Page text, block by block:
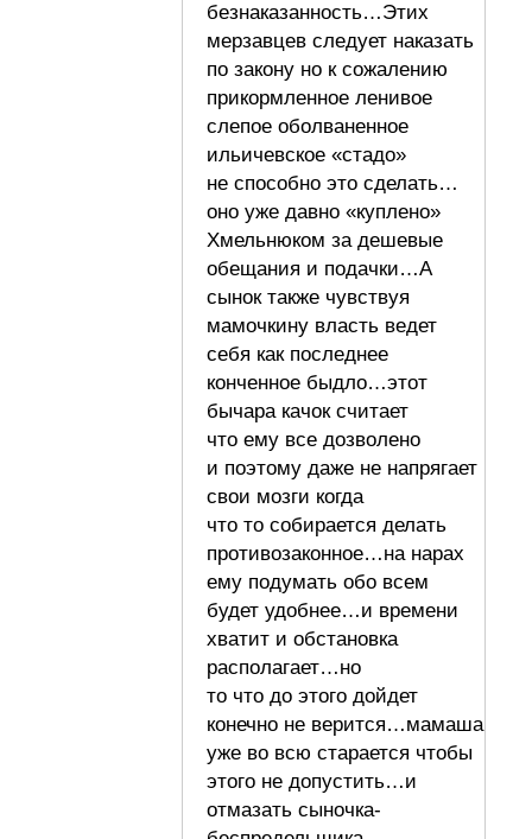
безнаказанность…Этих
мерзавцев следует наказать
по закону но к сожалению
прикормленное ленивое
слепое оболваненное
ильичевское «стадо»
не способно это сделать…
оно уже давно «куплено»
Хмельнюком за дешевые
обещания и подачки…А
сынок также чувствуя
мамочкину власть ведет
себя как последнее
конченное быдло…этот
бычара качок считает
что ему все дозволено
и поэтому даже не напрягает
свои мозги когда
что то собирается делать
противозаконное…на нарах
ему подумать обо всем
будет удобнее…и времени
хватит и обстановка
располагает…но
то что до этого дойдет
конечно не верится…мамаша
уже во всю старается чтобы
этого не допустить…и
отмазать сыночка-